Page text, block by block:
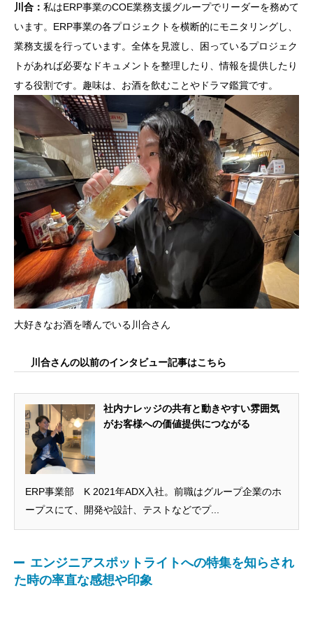
川合： 私はERP事業のCOE業務支援グループでリーダーを務めて
います。ERP事業の各プロジェクトを横断的にモニタリングし、
業務支援を行っています。全体を見渡し、困っているプロジェク
トがあれば必要なドキュメントを整理したり、情報を提供したり
する役割です。趣味は、お酒を飲むことやドラマ鑑賞です。
大好きなお酒を嗜んでいる川合さん
川合さんの以前のインタビュー記事はこちら
社内ナレッジの共有と動きやすい雰囲気
がお客様への価値提供につながる
ERP事業部 K 2021年ADX入社。前職はグループ企業のホ
ープスにて、開発や設計、テストなどでプ...
エンジニアスポットライトへの特集を知らされ
た時の率直な感想や印象